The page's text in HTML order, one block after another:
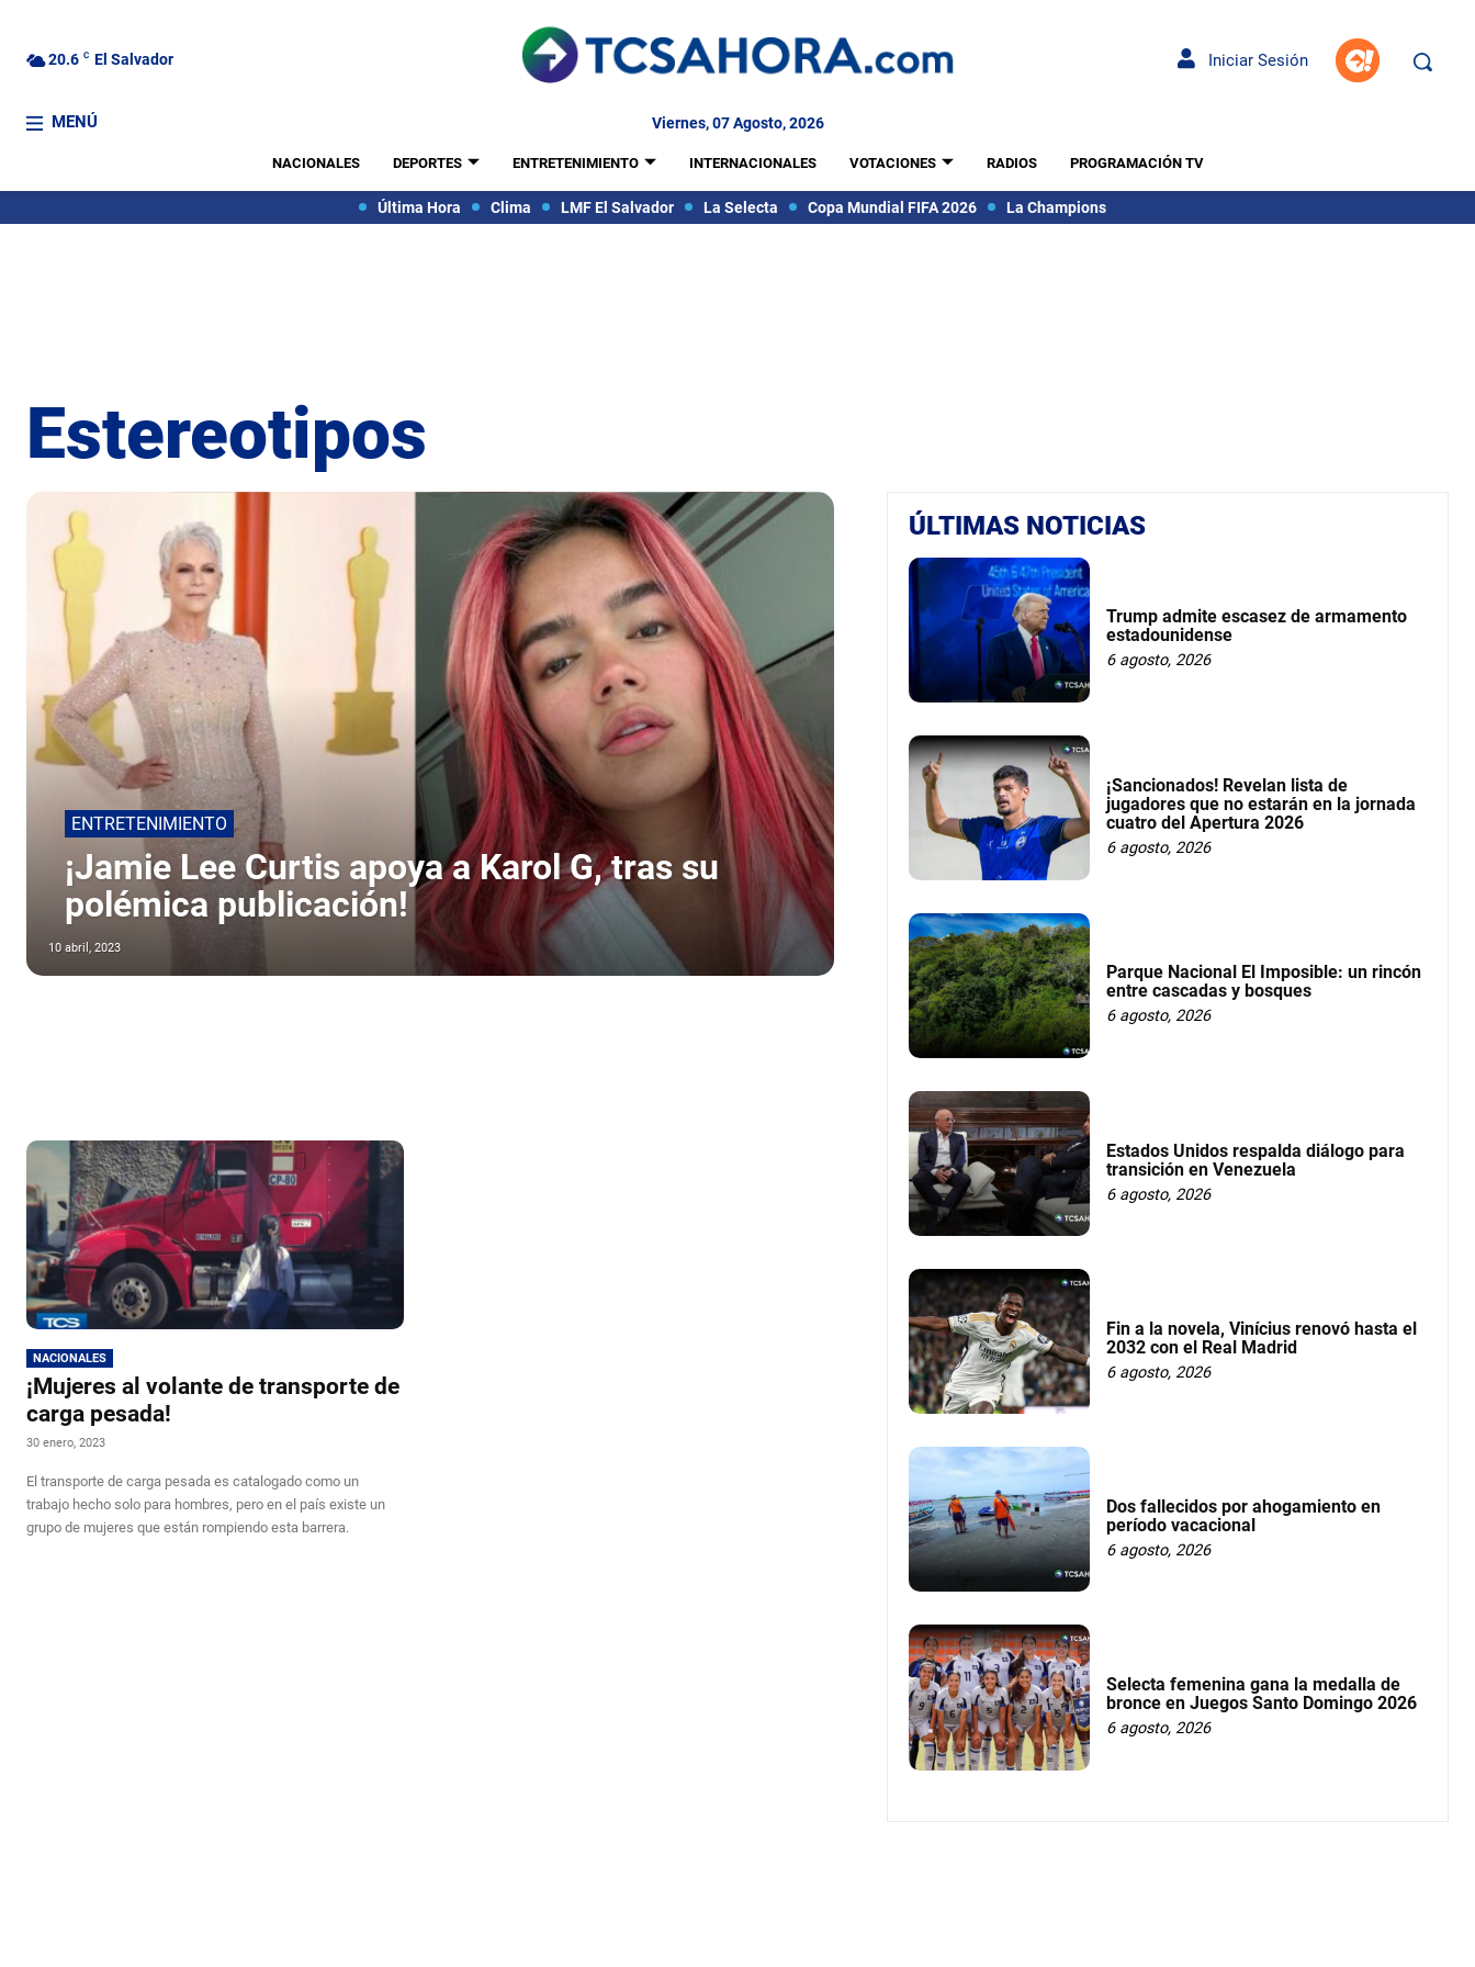
20.6 C El Salvador Iniciar Sesión
MENÚ Viernes, 07 Agosto, 2026
NACIONALES DEPORTES ENTRETENIMIENTO INTERNACIONALES VOTACIONES RADIOS PROGRAMACIÓN TV
Última Hora Clima LMF El Salvador La Selecta Copa Mundial FIFA 2026 La Champions
Estereotipos
ENTRETENIMIENTO
¡Jamie Lee Curtis apoya a Karol G, tras su
polémica publicación!
10 abril, 2023
NACIONALES
¡Mujeres al volante de transporte de
carga pesada!
30 enero, 2023
El transporte de carga pesada es catalogado como un
trabajo hecho solo para hombres, pero en el país existe un
grupo de mujeres que están rompiendo esta barrera.
ÚLTIMAS NOTICIAS
Trump admite escasez de armamento
estadounidense
6 agosto, 2026
¡Sancionados! Revelan lista de
jugadores que no estarán en la jornada
cuatro del Apertura 2026
6 agosto, 2026
Parque Nacional El Imposible: un rincón
entre cascadas y bosques
6 agosto, 2026
Estados Unidos respalda diálogo para
transición en Venezuela
6 agosto, 2026
Fin a la novela, Vinícius renovó hasta el
2032 con el Real Madrid
6 agosto, 2026
Dos fallecidos por ahogamiento en
período vacacional
6 agosto, 2026
Selecta femenina gana la medalla de
bronce en Juegos Santo Domingo 2026
6 agosto, 2026